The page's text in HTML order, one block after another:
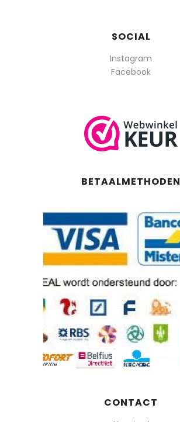
SOCIAL
Instagram
Facebook
BETAALMETHODEN
CONTACT